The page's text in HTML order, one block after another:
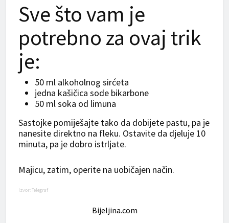
Sve što vam je
potrebno za ovaj trik
je:
50 ml alkoholnog sirćeta
jedna kašičica sode bikarbone
50 ml soka od limuna
Sastojke pomiješajte tako da dobijete pastu, pa je
nanesite direktno na fleku. Ostavite da djeluje 10
minuta, pa je dobro istrljate.
Majicu, zatim, operite na uobičajen način.
Izvor:Telegraf
Bijeljina.com